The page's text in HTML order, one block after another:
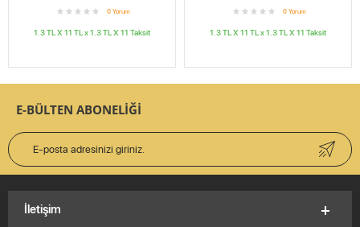
0 Yorum
1.3 TL X 11 TL x1.3 TL X 11 Taksit
0 Yorum
1.3 TL X 11 TL x1.3 TL X 11 Taksit
E-BÜLTEN ABONELİĞİ
İletişim